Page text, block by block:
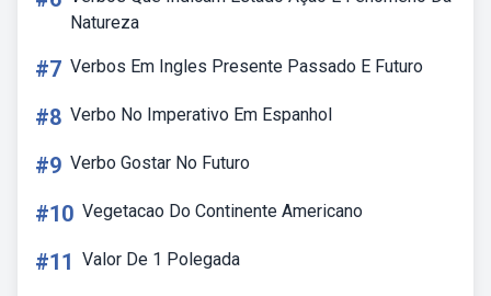
Natureza
#7 Verbos Em Ingles Presente Passado E Futuro
#8 Verbo No Imperativo Em Espanhol
#9 Verbo Gostar No Futuro
#10 Vegetacao Do Continente Americano
#11 Valor De 1 Polegada